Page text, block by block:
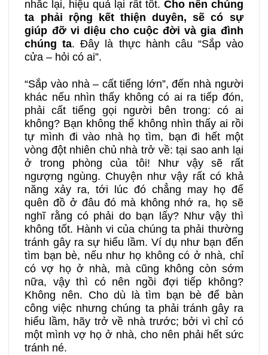
nhắc lại, hiệu quả lại rất tốt. Cho nên chúng
ta phải rộng kết thiện duyên, sẽ có sự
giúp đỡ vi diệu cho cuộc đời và gia đình
chúng ta. Đây là thực hành câu “Sắp vào
cửa – hỏi có ai”.
“Sắp vào nhà – cất tiếng lớn”, đến nhà người
khác nếu nhìn thấy không có ai ra tiếp đón,
phải cất tiếng gọi người bên trong: có ai
không? Bạn không thể không nhìn thấy ai rồi
tự mình đi vào nhà họ tìm, bạn đi hết một
vòng đột nhiên chủ nhà trở về: tại sao anh lại
ở trong phòng của tôi! Như vậy sẽ rất
ngượng ngùng. Chuyện như vậy rất có khả
năng xảy ra, tới lúc đó chẳng may họ để
quên đồ ở đâu đó mà không nhớ ra, họ sẽ
nghĩ rằng có phải do bạn lấy? Như vậy thì
không tốt. Hành vi của chúng ta phải thường
tránh gây ra sự hiểu lầm. Ví dụ như bạn đến
tìm bạn bè, nếu như họ không có ở nhà, chỉ
có vợ họ ở nhà, mà cũng không còn sớm
nữa, vậy thì có nên ngồi đợi tiếp không?
Không nên. Cho dù là tìm bạn bè để bàn
công việc nhưng chúng ta phải tránh gây ra
hiểu lầm, hãy trở về nhà trước; bởi vì chỉ có
một mình vợ họ ở nhà, cho nên phải hết sức
tránh né.